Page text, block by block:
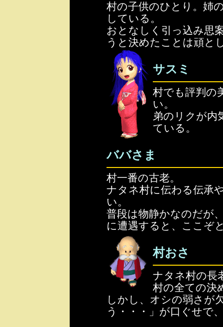
村の子供のひとり。姉
している。
おとなしく引っ込み思
うと決めたことは頑と
サスミ
村でも評判の
い。
弟のリクが内
ている。
ババさま
村一番の古老。
ナタネ村に伝わる伝承
い。
普段は物静かなのだが
に遭遇すると、ここぞ
村おさ
ナタネ村の長
村の全ての決
しかし、オシの弱さが
う・・・」が口ぐせで